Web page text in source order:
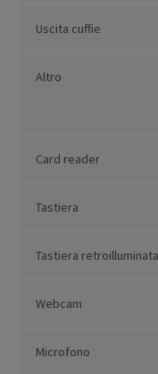
Uscita cuffie
Altro
Card reader
Tastiera
Tastiera retroilluminata
Webcam
Microfono